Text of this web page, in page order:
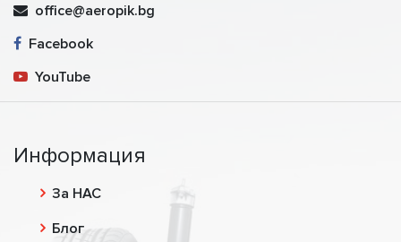
office@aeropik.bg
Facebook
YouTube
Информация
За НАС
Блог